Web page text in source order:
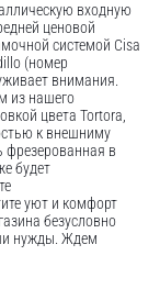
входную
ценовой
системой Cisa
(номер
внимания.
из нашего
цвета Tortora,
к внешниму
фрезерованная в
будет
уют и комфорт
безусловно
нужды. Ждем